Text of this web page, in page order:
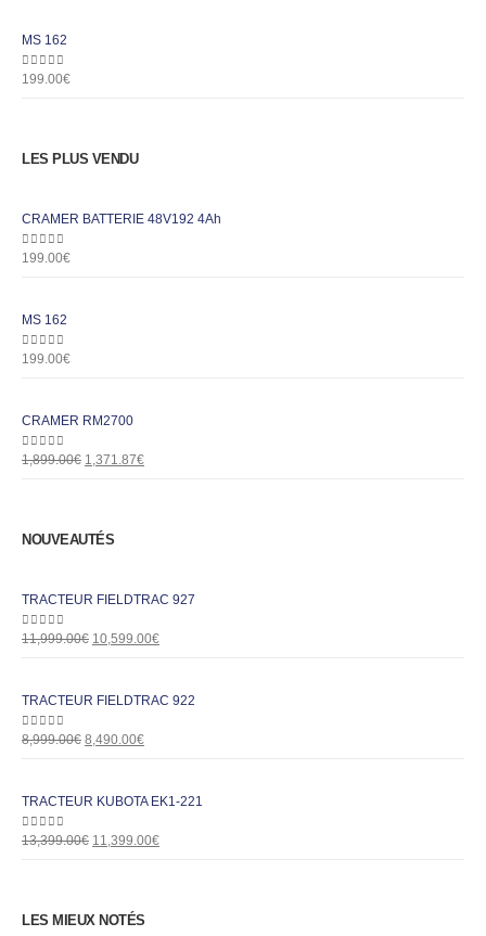
MS 162
0out of 5
199.00€
LES PLUS VENDU
CRAMER BATTERIE 48V192 4Ah
0out of 5
199.00€
MS 162
0out of 5
199.00€
CRAMER RM2700
0out of 5
1,899.00€ 1,371.87€
NOUVEAUTÉS
TRACTEUR FIELDTRAC 927
0out of 5
11,999.00€ 10,599.00€
TRACTEUR FIELDTRAC 922
0out of 5
8,999.00€ 8,490.00€
TRACTEUR KUBOTA EK1-221
0out of 5
13,399.00€ 11,399.00€
LES MIEUX NOTÉS